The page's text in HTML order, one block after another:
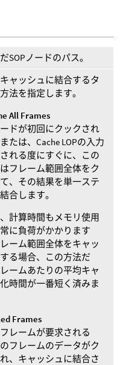
SOPノードのパス。
ャッシュに結合するタ
法を指定します。
All Frames
ドが初回にクックされ
たは、Cache LOPの入力
れる度にすぐに、この
フレーム範囲全体をク
、その結果を単一ステ
合します。
計算時間もメモリ使用
に負荷がかかります
ーム範囲全体をキャッ
る場合、この方法だ
ームあたりの平均キャ
時間が一番短く済みま
Frames
レームが要求される
フレームのデータがク
、キャッシュに結合さ